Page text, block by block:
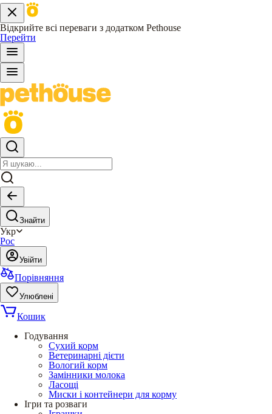
Відкрийте всі переваги з додатком Pethouse
Перейти
Знайти
Укр
Рос
Увійти
Порівняння
Улюблені
Кошик
Годування
Сухий корм
Ветеринарні дієти
Вологий корм
Замінники молока
Ласощі
Миски і контейнери для корму
Ігри та розваги